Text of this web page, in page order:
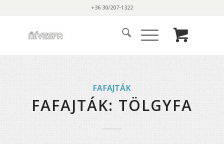
+36 30/207-1322
FAFAJTÁK
FAFAJTÁK: TÖLGYFA